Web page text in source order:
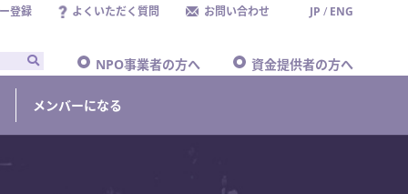
登録 よくいただく質問 お問い合わせ JP / ENG
NPO事業者の方へ 資金提供者の方へ
メンバーになる